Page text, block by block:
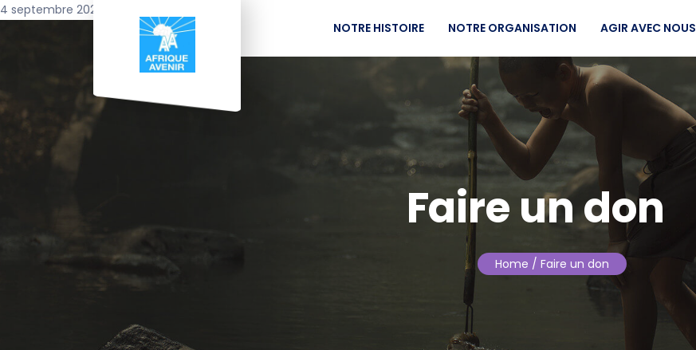
4 septembre 2022
NOTRE HISTOIRE
NOTRE ORGANISATION AGIR AVEC NOUS
Faire un don
Home / Faire un don